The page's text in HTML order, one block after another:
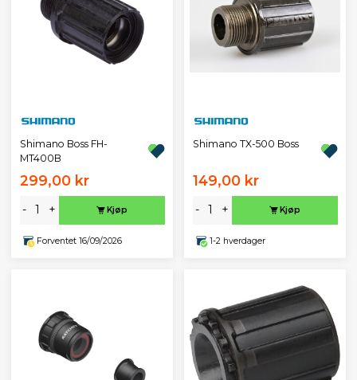
Shimano Boss FH-
MT400B
299,00 kr
- + Kjøp
Forventet 16/09/2026
Shimano TX-500 Boss
149,00 kr
- + Kjøp
1-2 hverdager